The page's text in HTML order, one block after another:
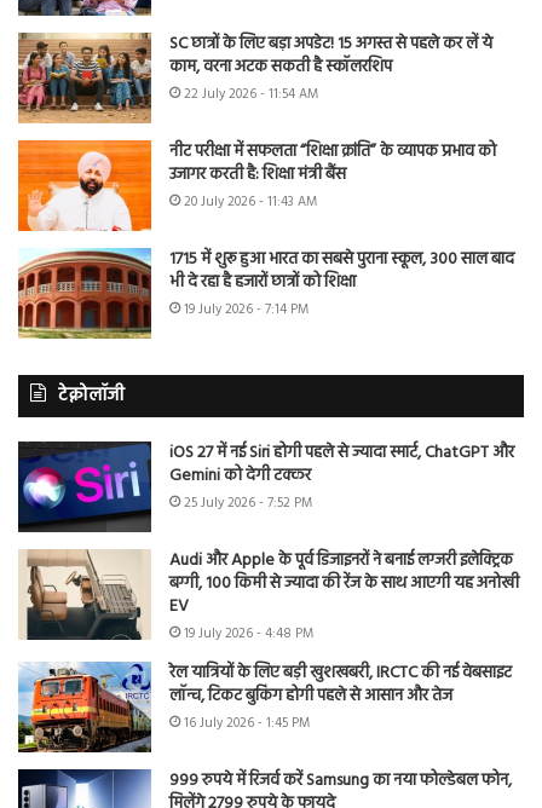
SC छात्रों के लिए बड़ा अपडेट! 15 अगस्त से पहले कर लें ये
काम, वरना अटक सकती है स्कॉलरशिप
22 July 2026 - 11:54 AM
नीट परीक्षा में सफलता “शिक्षा क्रांति” के व्यापक प्रभाव को
उजागर करती है: शिक्षा मंत्री बैंस
20 July 2026 - 11:43 AM
1715 में शुरू हुआ भारत का सबसे पुराना स्कूल, 300 साल बाद
भी दे रहा है हजारों छात्रों को शिक्षा
19 July 2026 - 7:14 PM
टेक्नोलॉजी
iOS 27 में नई Siri होगी पहले से ज्यादा स्मार्ट, ChatGPT और
Gemini को देगी टक्कर
25 July 2026 - 7:52 PM
Audi और Apple के पूर्व डिजाइनरों ने बनाई लग्जरी इलेक्ट्रिक
बग्गी, 100 किमी से ज्यादा की रेंज के साथ आएगी यह अनोखी
EV
19 July 2026 - 4:48 PM
रेल यात्रियों के लिए बड़ी खुशखबरी, IRCTC की नई वेबसाइट
लॉन्च, टिकट बुकिंग होगी पहले से आसान और तेज
16 July 2026 - 1:45 PM
999 रुपये में रिजर्व करें Samsung का नया फोल्डेबल फोन,